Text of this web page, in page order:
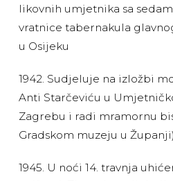
likovnih umjetnika sa
vratnice tabernakula
u Osijeku
1942. Sudjeluje na izložbi
Anti Starčeviću u
Zagrebu i radi mramornu
Gradskom muzeju u Županji)
1945. U noći 14. travnja